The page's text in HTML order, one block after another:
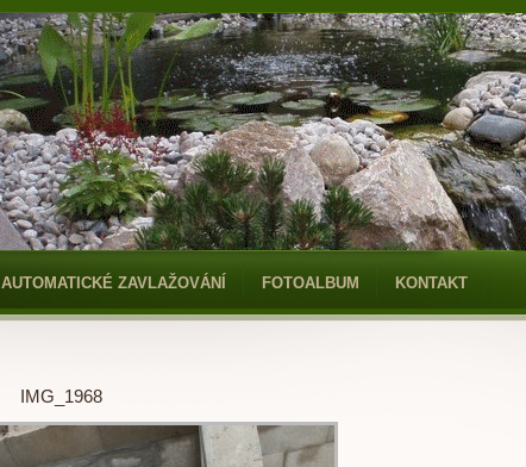
AUTOMATICKÉ ZAVLAŽOVÁNÍ FOTOALBUM KONTAKT
IMG_1968